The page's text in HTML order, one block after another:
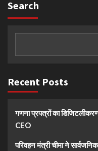
Search
Recent Posts
गणना प्रपत्रों का
CEO
परिवहन मंत्री चीमा ने